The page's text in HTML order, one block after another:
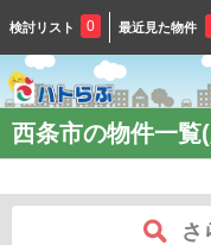
検討リスト 0 最近見た物件
西条市の物件一覧
さ